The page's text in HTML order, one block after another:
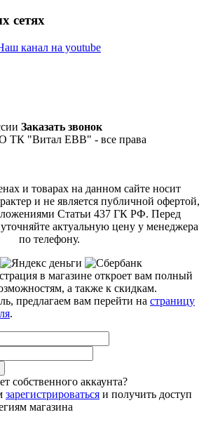
сетях
канал на youtube
Заказать звонок
ТК "Витал ЕВВ" - все права
и товарах на данном сайте носит
и не является публичной офертой,
Статьи 437 ГК РФ. Перед
актуальную цену у менеджера
по телефону.
в магазине откроет вам полный
а также к скидкам.
предлагаем вам перейти на страницу
.
собственного аккаунта?
зарегистрироваться и получить доступ
магазина